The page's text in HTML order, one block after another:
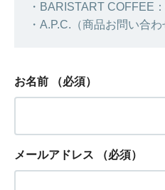
・BARISTART COFFEE
・A.P.C.（商品お問い合
お名前 （必須）
メールアドレス （必須）